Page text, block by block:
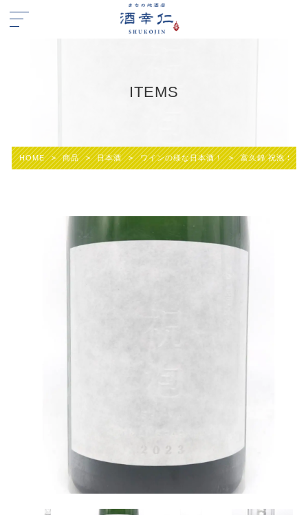
ITEMS
HOME > 商品 > 日本酒 > ワインの様な日本酒！ > 富久錦 祝泡